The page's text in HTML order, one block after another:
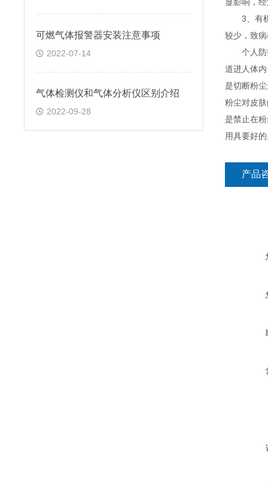
可燃气体报警器安装注意事项
2022-07-14
气体检测仪和气体分析仪区别介绍
2022-09-28
3、有机
较少，致
个人防护
道进人体
是切断粉
粉尘对皮
是禁止在
用具要好
产品